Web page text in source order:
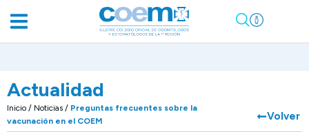
Actualidad
Inicio / Noticias / Preguntas frecuentes sobre la
vacunación en el COEM
Volver